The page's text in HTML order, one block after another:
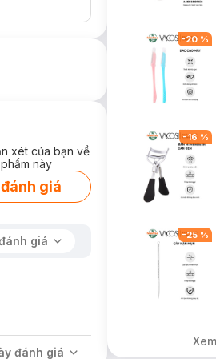
mang đến
xét của bạn về
này
giá
giá
đánh giá
-20 %
-16 %
-25 %